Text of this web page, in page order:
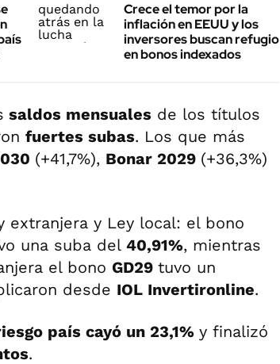
Crece el temor por la
inflación en EEUU y los
inversores buscan refugio
en bonos indexados
saldos mensuales de los títulos
fuertes subas. Los que más
(+41,7%), Bonar 2029 (+36,3%)
extranjera y Ley local: el bono
una suba del 40,91%, mientras
el bono GD29 tuvo un
desde IOL Invertironline.
país cayó un 23,1% y finalizó
.